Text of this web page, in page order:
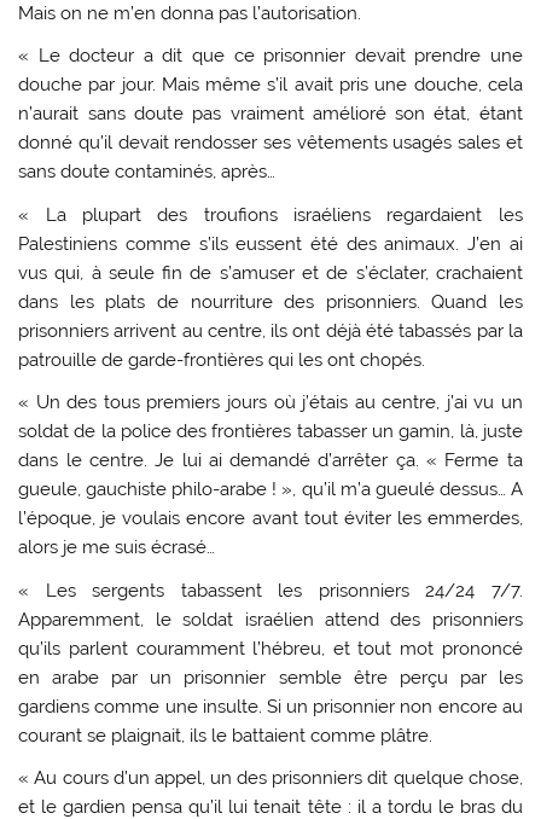
Mais on ne m’en donna pas l’autorisation.
« Le docteur a dit que ce prisonnier devait prendre une
douche par jour. Mais même s’il avait pris une douche, cela
n’aurait sans doute pas vraiment amélioré son état, étant
donné qu’il devait rendosser ses vêtements usagés sales et
sans doute contaminés, après…
« La plupart des troufions israéliens regardaient les
Palestiniens comme s’ils eussent été des animaux. J’en ai
vus qui, à seule fin de s’amuser et de s’éclater, crachaient
dans les plats de nourriture des prisonniers. Quand les
prisonniers arrivent au centre, ils ont déjà été tabassés par la
patrouille de garde-frontières qui les ont chopés.
« Un des tous premiers jours où j’étais au centre, j’ai vu un
soldat de la police des frontières tabasser un gamin, là, juste
dans le centre. Je lui ai demandé d’arrêter ça. « Ferme ta
gueule, gauchiste philo-arabe ! », qu’il m’a gueulé dessus… A
l’époque, je voulais encore avant tout éviter les emmerdes,
alors je me suis écrasé…
« Les sergents tabassent les prisonniers 24/24 7/7.
Apparemment, le soldat israélien attend des prisonniers
qu’ils parlent couramment l’hébreu, et tout mot prononcé
en arabe par un prisonnier semble être perçu par les
gardiens comme une insulte. Si un prisonnier non encore au
courant se plaignait, ils le battaient comme plâtre.
« Au cours d’un appel, un des prisonniers dit quelque chose,
et le gardien pensa qu’il lui tenait tête : il a tordu le bras du